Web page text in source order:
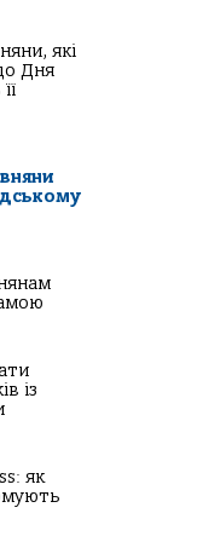
які
Дня
із
як